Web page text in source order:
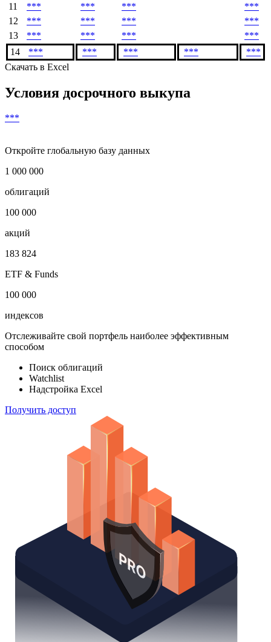
11
*** *** ***
***
12
*** *** ***
***
13
*** *** ***
***
14
*** *** *** ***
***
Скачать в Excel
Условия досрочного выкупа
***
Откройте глобальную базу данных
1 000 000
облигаций
100 000
акций
183 824
ETF & Funds
100 000
индексов
Отслеживайте свой портфель наиболее эффективным
способом
Поиск облигаций
Watchlist
Надстройка Excel
Получить доступ